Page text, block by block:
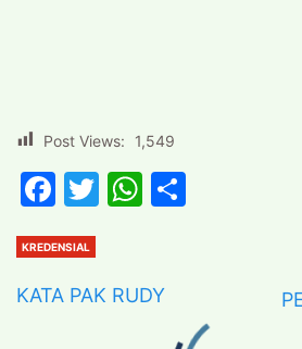
Post Views: 1,549
Facebook
TwitterWhatsApp
KREDENSIAL
KATA PAK RUDY